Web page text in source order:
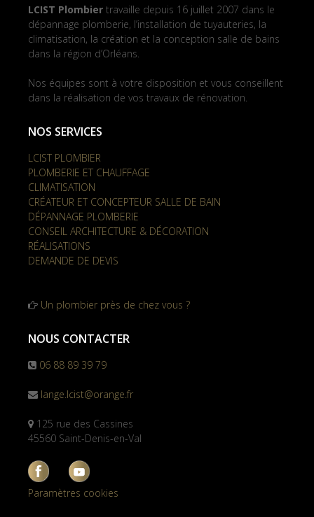
LCIST Plombier travaille depuis 16 juillet 2007 dans le
dépannage plomberie, l’installation de tuyauteries, la
climatisation, la création et la conception salle de bains
dans la région d’Orléans.
Nos équipes sont à votre disposition et vous conseillent
dans la réalisation de vos travaux de rénovation.
NOS SERVICES
LCIST PLOMBIER
PLOMBERIE ET CHAUFFAGE
CLIMATISATION
CRÉATEUR ET CONCEPTEUR SALLE DE BAIN
DÉPANNAGE PLOMBERIE
CONSEIL ARCHITECTURE & DÉCORATION
RÉALISATIONS
DEMANDE DE DEVIS
Un plombier près de chez vous ?
NOUS CONTACTER
06 88 89 39 79
lange.lcist@orange.fr
125 rue des Cassines
45560 Saint-Denis-en-Val
Paramètres cookies